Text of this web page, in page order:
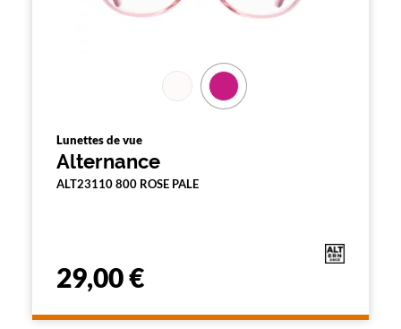
Lunettes de vue
Alternance
ALT23110 800 ROSE PALE
29,00 €